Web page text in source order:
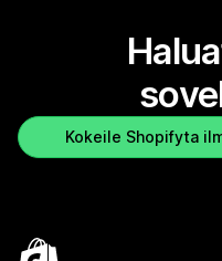
Kokeile Shopifyta